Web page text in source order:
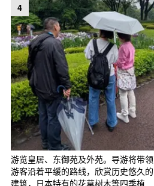
4
游览皇居、东御苑及外苑。导游将带领
游客沿着平缓的路线，欣赏历史悠久的
建筑，日本特有的花草树木等四季植